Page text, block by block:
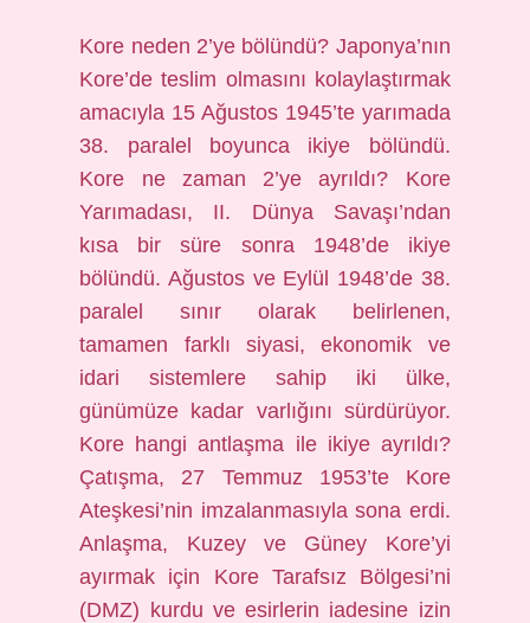
Kore neden 2’ye bölündü? Japonya’nın
Kore’de teslim olmasını kolaylaştırmak
amacıyla 15 Ağustos 1945’te yarımada
38. paralel boyunca ikiye bölündü.
Kore ne zaman 2’ye ayrıldı? Kore
Yarımadası, II. Dünya Savaşı’ndan
kısa bir süre sonra 1948’de ikiye
bölündü. Ağustos ve Eylül 1948’de 38.
paralel sınır olarak belirlenen,
tamamen farklı siyasi, ekonomik ve
idari sistemlere sahip iki ülke,
günümüze kadar varlığını sürdürüyor.
Kore hangi antlaşma ile ikiye ayrıldı?
Çatışma, 27 Temmuz 1953’te Kore
Ateşkesi’nin imzalanmasıyla sona erdi.
Anlaşma, Kuzey ve Güney Kore’yi
ayırmak için Kore Tarafsız Bölgesi’ni
(DMZ) kurdu ve esirlerin iadesine izin